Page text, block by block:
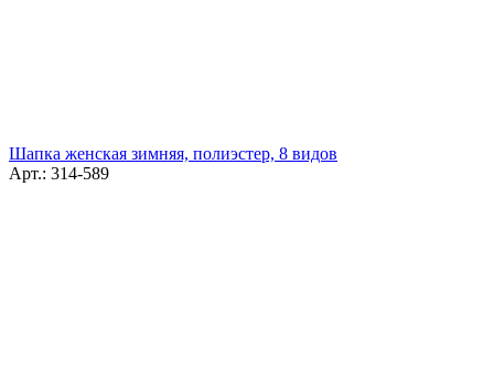
Шапка женская зимняя, полиэстер, 8 видов
Арт.: 314-589